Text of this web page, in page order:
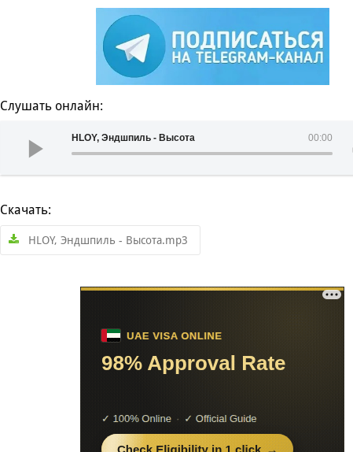
Слушать онлайн:
00:00
HLOY, Эндшпиль - Высота
Скачать:
HLOY, Эндшпиль - Высота.mp3